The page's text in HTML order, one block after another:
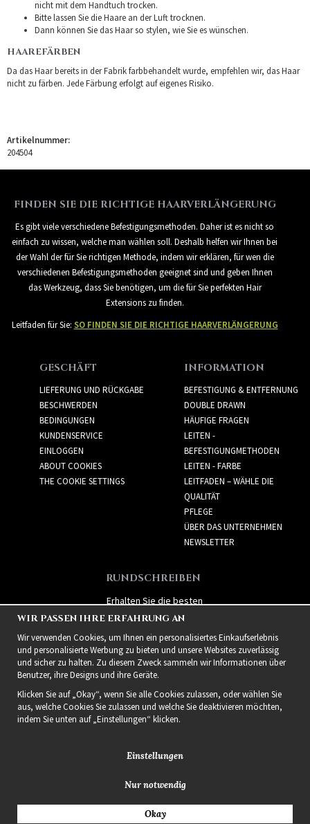
nicht mit dem Handtuch trocken.
Bitte lassen Sie die Haare an der Luft trocknen.
Dann können Sie das Haar so stylen, wie Sie es wünschen.
HAAREFÄRBEN
Da das Haar bereits in der Fabrik farbbehandelt wurde, empfehlen wir, das Haar
nicht zu färben. Jede Färbung erfolgt auf eigenes Risiko.
Artikelnummer:
204504
FINDEN SIE DIE RICHTIGE HAARVERLÄNGERUNG
Es gibt viele verschiedene Befestigungsmethoden. Daher ist es nicht so
einfach zu wissen, welche man wählen soll. Deshalb helfen wir Ihnen bei
der Wahl der für Sie richtigen Methode, indem wir erklären, für wen die
verschiedenen Befestigungsmethoden geeignet sind und geben Ihnen
das Werkzeug, dass Sie benötigen, um die für Sie perfekten Hair
Extensions zu finden.
Leitfaden für Sie: SO FINDEN SIE DIE RICHTIGE HAARVERLÄNGERUNG
GESCHÄFT
LIEFERUNG UND RÜCKGABE
BESCHWERDEN
BEDINGUNGEN
KUNDENSERVICE
EINLOGGEN
ABOUT COOKIES
THE COOKIE SETTINGS
INFORMATION
BEFESTIGUNG & ENTFERNUNG
DOUBLE DRAWN
HÄUFIGE FRAGEN
LEITEN -
BEFESTIGUNGMETHODEN
LEITEN - FARBE
LEITFADEN – WÄHLE DIE
QUALITÄT
PFLEGE
ÜBER DAS UNTERNEHMEN
NEWSLETTER
RUNDSCHREIBEN
Erhalten Sie die besten
Angebote und spannende
neue Produkte!
2021 Delightful Hair
WIR PASSEN IHRE ERFAHRUNG AN
Wir verwenden Cookies, um Ihnen ein personalisiertes Einkaufserlebnis
und personalisierte Werbung zu bieten und unsere Websites zuverlässig
und sicher zu halten. Zu diesem Zweck sammeln wir Informationen über
Benutzer, ihre Designs und ihre Geräte.
Klicken Sie auf „Okay“, wenn Sie alle Cookies zulassen, oder wählen Sie
aus, welche Cookies Sie zulassen und welche Sie deaktivieren möchten,
indem Sie unten auf „Einstellungen“ klicken.
Einstellungen
Nur notwendig
Okay